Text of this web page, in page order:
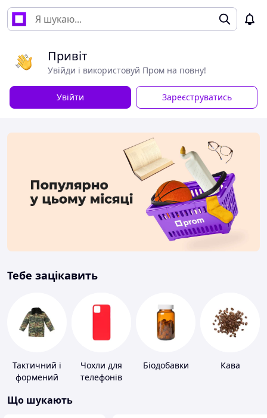
Привіт
Увійди і використовуй Пром на повну!
Увійти Зареєструватись
Тебе зацікавить
Тактичний і
формений
Чохли для
телефонів
Біодобавки Кава
Що шукають